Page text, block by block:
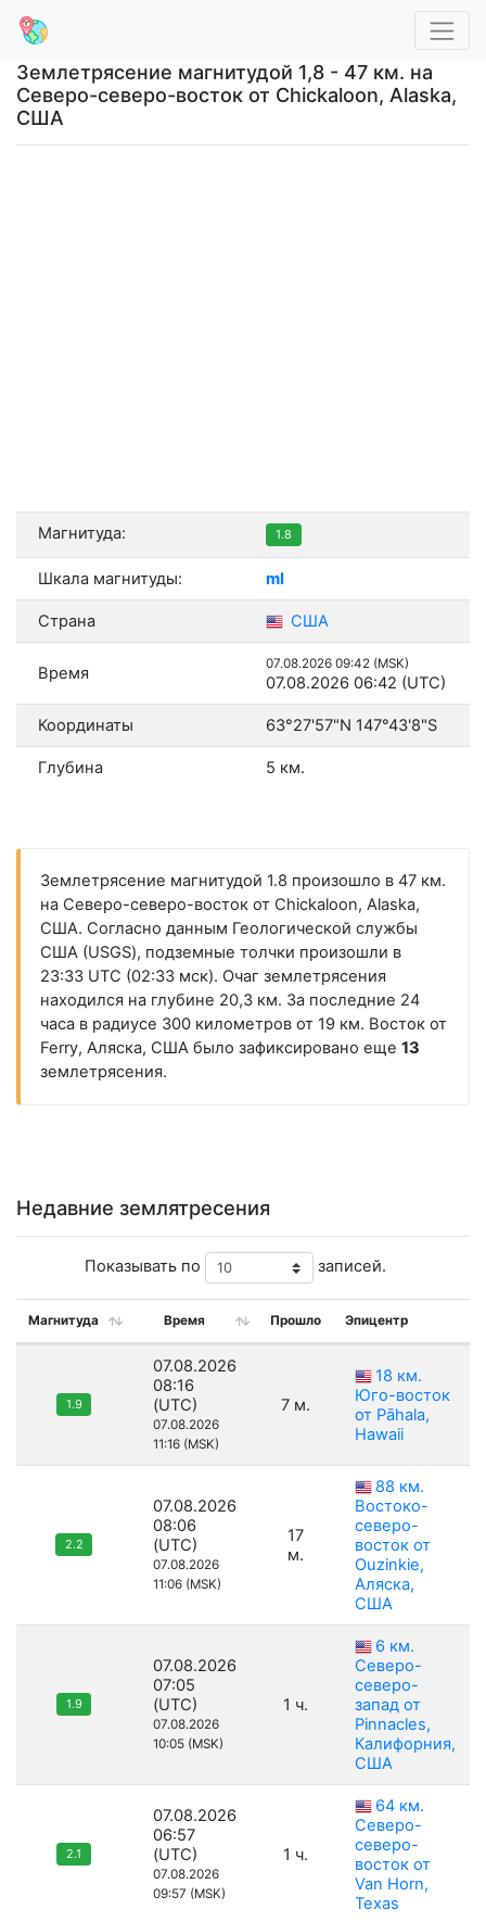
Землетрясение магнитудой 1,8 - 47 км. на
Северо-северо-восток от Chickaloon, Alaska,
США
Магнитуда: 1.8
Шкала магнитуды: ml
Страна США
Время 07.08.2026 09:42 (MSK)
07.08.2026 06:42 (UTC)
Координаты 63°27'57"N 147°43'8"S
Глубина 5 км.
Землетрясение магнитудой 1.8 произошло в 47 км.
на Северо-северо-восток от Chickaloon, Alaska,
США. Согласно данным Геологической службы
США (USGS), подземные толчки произошли в
23:33 UTC (02:33 мск). Очаг землетрясения
находился на глубине 20,3 км. За последние 24
часа в радиусе 300 километров от 19 км. Восток от
Ferry, Аляска, США было зафиксировано еще 13
землетрясения.
Недавние землятресения
Показывать по записей.
Магнитуда Время Прошло Эпицентр
1.9
07.08.2026
08:16
(UTC)
07.08.2026
11:16 (MSK)
7 м.
18 км.
Юго-восток
от Pāhala,
Hawaii
2.2
07.08.2026
08:06
(UTC)
07.08.2026
11:06 (MSK)
17
м.
88 км.
Востоко-
северо-
восток от
Ouzinkie,
Аляска,
США
1.9
07.08.2026
07:05
(UTC)
07.08.2026
10:05 (MSK)
1 ч.
6 км.
Северо-
северо-
запад от
Pinnacles,
Калифорния,
США
2.1
07.08.2026
06:57
(UTC)
07.08.2026
09:57 (MSK)
1 ч.
64 км.
Северо-
северо-
восток от
Van Horn,
Texas